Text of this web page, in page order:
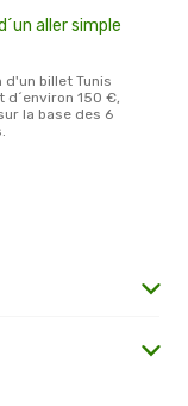
aller simple
d´environ 150 €,
la base des 6